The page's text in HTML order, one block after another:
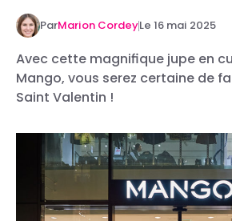
ParMarion CordeyLe 16 mai 2025
Avec cette magnifique jupe en
Mango, vous serez certaine de
Saint Valentin !